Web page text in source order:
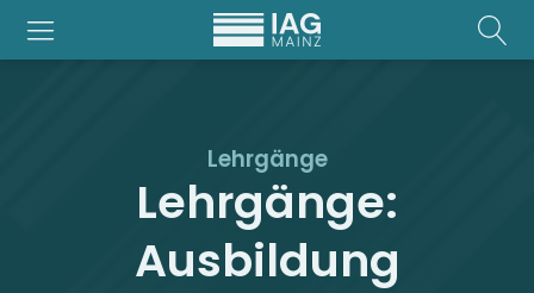
Lehrgänge
Lehrgänge:
Ausbildung